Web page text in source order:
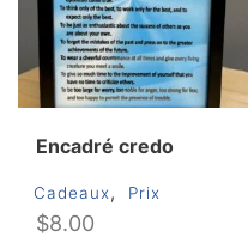
Encadré credo
Cadeaux, Prix
$8.00